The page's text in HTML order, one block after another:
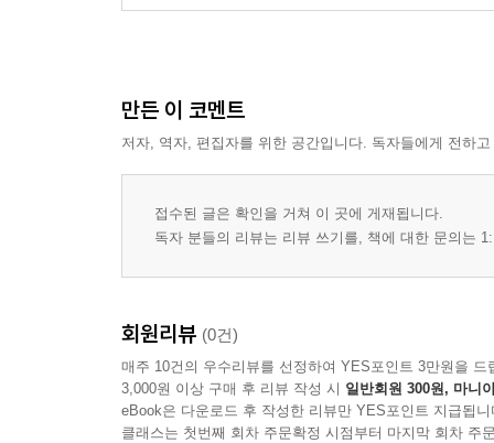
만든 이 코멘트
저자, 역자, 편집자를 위한 공간입니다. 독자들에게 전하
접수된 글은 확인을 거쳐 이 곳에 게재됩니다.
독자 분들의 리뷰는 리뷰 쓰기를, 책에 대한 문의는
회원리뷰 (0건)
매주 10건의 우수리뷰를 선정하여 YES포인트 3만원을 드
3,000원 이상 구매 후 리뷰 작성 시 일반회원 300원, 마니
eBook은 다운로드 후 작성한 리뷰만 YES포인트 지급됩니
클래스는 첫번째 회차 주문확정 시점부터 마지막 회차 주